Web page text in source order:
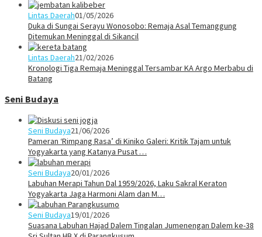
Lintas Daerah01/05/2026
Duka di Sungai Serayu Wonosobo: Remaja Asal Temanggung
Ditemukan Meninggal di Sikancil
Lintas Daerah21/02/2026
Kronologi Tiga Remaja Meninggal Tersambar KA Argo Merbabu di
Batang
Seni Budaya
Seni Budaya21/06/2026
Pameran ‘Rimpang Rasa’ di Kiniko Galeri: Kritik Tajam untuk
Yogyakarta yang Katanya Pusat …
Seni Budaya20/01/2026
Labuhan Merapi Tahun Dal 1959/2026, Laku Sakral Keraton
Yogyakarta Jaga Harmoni Alam dan M…
Seni Budaya19/01/2026
Suasana Labuhan Hajad Dalem Tingalan Jumenengan Dalem ke-38